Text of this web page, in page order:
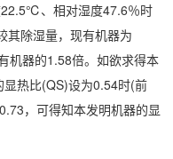
、相对湿度47.6％时
其除湿量，现有机器为
机器的1.58倍。如欲求得本
热比(QS)设为0.54时(前
，可得知本发明机器的显